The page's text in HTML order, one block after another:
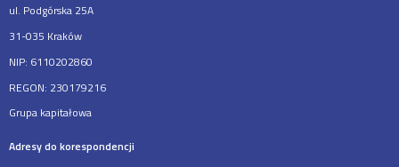
ul. Podgórska 25A
31-035 Kraków
NIP: 6110202860
REGON: 230179216
Grupa kapitałowa
Adresy do korespondencji